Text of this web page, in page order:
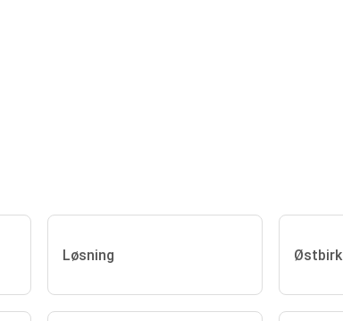
Løsning Østbirk